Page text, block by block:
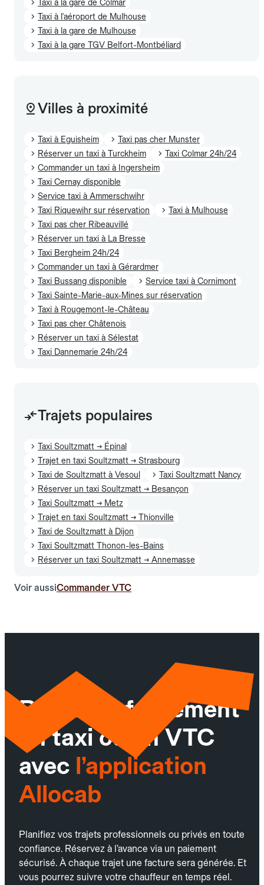
Taxi à la gare de Colmar
Taxi à l'aéroport de Mulhouse
Taxi à la gare de Mulhouse
Taxi à la gare TGV Belfort-Montbéliard
Villes à proximité
Taxi à Eguisheim
Taxi pas cher Munster
Réserver un taxi à Turckheim
Taxi Colmar 24h/24
Commander un taxi à Ingersheim
Taxi Cernay disponible
Service taxi à Ammerschwihr
Taxi Riquewihr sur réservation
Taxi à Mulhouse
Taxi pas cher Ribeauvillé
Réserver un taxi à La Bresse
Taxi Bergheim 24h/24
Commander un taxi à Gérardmer
Taxi Bussang disponible
Service taxi à Cornimont
Taxi Sainte-Marie-aux-Mines sur réservation
Taxi à Rougemont-le-Château
Taxi pas cher Châtenois
Réserver un taxi à Sélestat
Taxi Dannemarie 24h/24
Trajets populaires
Taxi Soultzmatt → Épinal
Trajet en taxi Soultzmatt → Strasbourg
Taxi de Soultzmatt à Vesoul
Taxi Soultzmatt Nancy
Réserver un taxi Soultzmatt → Besançon
Taxi Soultzmatt → Metz
Trajet en taxi Soultzmatt → Thionville
Taxi de Soultzmatt à Dijon
Taxi Soultzmatt Thonon-les-Bains
Réserver un taxi Soultzmatt → Annemasse
Voir aussiCommander VTC
Réservez facilement
un taxi ou un VTC
avec l’application
Allocab
Planifiez vos trajets professionnels ou privés en toute
confiance. Réservez à l’avance via un paiement
sécurisé. À chaque trajet une facture sera générée. Et
vous pourrez suivre votre chauffeur en temps réel.